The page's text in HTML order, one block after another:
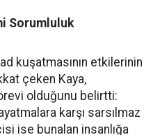
Sorumluluk
kuşatmasının etkilerinin
çeken Kaya,
olduğunu belirtti:
karşı sarsılmaz
ise bunalan insanlığa